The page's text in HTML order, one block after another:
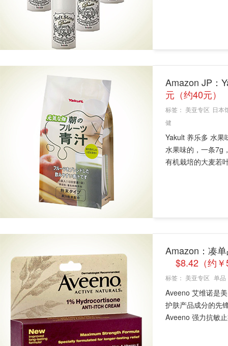
Amazon JP：
元（约40元）
标签： 美亚专区 日本
健
Yakult 养乐多 水果
水果味的，一条7g
有机栽培的大麦若
Amazon：凑
$8.42（约
标签： 美亚专区 单品
Aveeno 艾维诺是
护肤产品成分的先
Aveeno 强力抗敏